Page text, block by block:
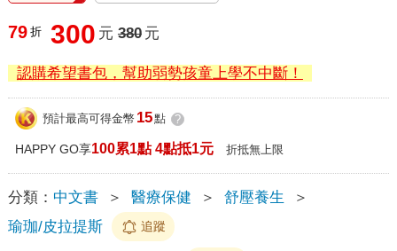
79 折 300 元 380 元
認購希望書包，幫助弱勢孩童上學不中斷！
預計最高可得金幣 15點 ?
HAPPY GO享100累1點 4點抵1元 折抵無上限
分類： 中文書 ＞ 醫療保健 ＞ 舒壓養生
＞
瑜珈/皮拉提斯
追蹤